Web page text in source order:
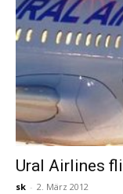
Ural Airlines
sk - 2. März 2012